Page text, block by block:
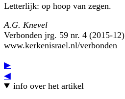
Letterlijk: op hoop van zegen.
A.G. Knevel
Verbonden jrg. 59 nr. 4 (2015-12)
www.kerkenisrael.nl/verbonden
▶
◀
info over het artikel